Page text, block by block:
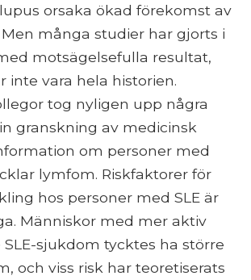
orsaka ökad förekomst av
Men många studier har gjorts i
motsägelsefulla resultat,
inte vara hela historien.
tog nyligen upp några
granskning av medicinsk
om personer med
lymfom. Riskfaktorer för
hos personer med SLE är
Människor med mer aktiv
sjukdom tycktes ha större
och viss risk har teoretiserats